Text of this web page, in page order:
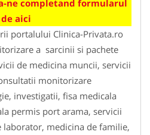
ne completand formularul
de aici
portalului Clinica-Privata.ro
a sarcinii si pachete
de medicina muncii, servicii
monitorizare
investigatii, fisa medicala
permis port arama, servicii
laborator, medicina de familie,